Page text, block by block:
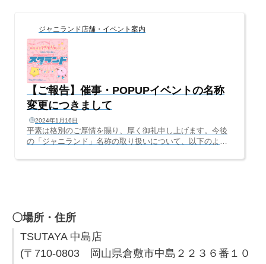
ジャニランド店舗・イベント案内
【ご報告】催事・POPUPイベントの名称
変更につきまして
2024年1月16日
平素は格別のご厚情を賜り、厚く御礼申し上げます。今後
の「ジャニランド」名称の取り扱いについて、以下のよう
［直営店］の屋号はそのまま「ジャニランド」直営店は
［催事・POPUPイベント名］は「スタランド」に変更催事
〇場所・住所
TSUTAYA 中島店
(〒710-0803 岡山県倉敷市中島２２３６番１０